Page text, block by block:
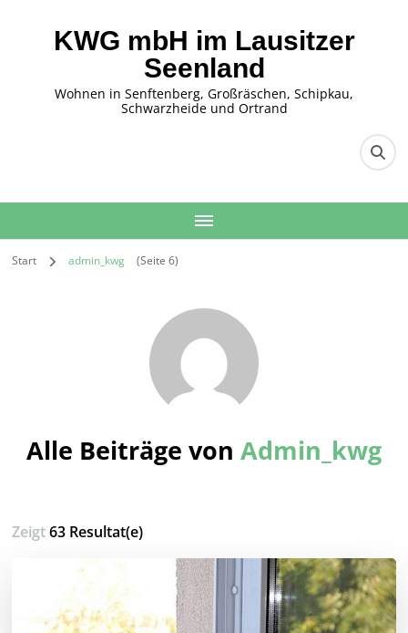
KWG mbH im Lausitzer
Seenland
Wohnen in Senftenberg, Großräschen, Schipkau,
Schwarzheide und Ortrand
Start admin_kwg (Seite 6)
Alle Beiträge von Admin_kwg
Zeigt63 Resultat(e)